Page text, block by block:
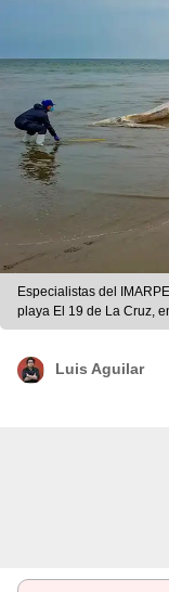
Especialistas del
playa El 19 de La Cruz,
Luis Aguilar